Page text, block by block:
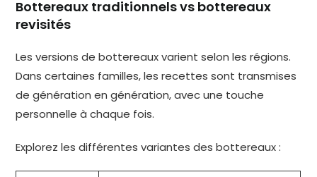
Bottereaux traditionnels vs bottereaux
revisités
Les versions de bottereaux varient selon les régions.
Dans certaines familles, les recettes sont transmises
de génération en génération, avec une touche
personnelle à chaque fois.
Explorez les différentes variantes des bottereaux :